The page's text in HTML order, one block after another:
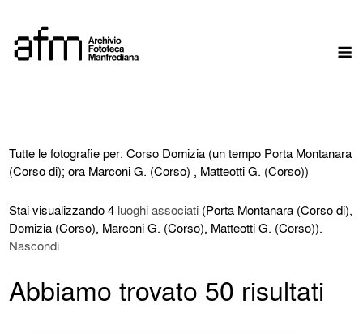
content
Tutte le fotografie per: Corso Domizia (un tempo Porta Montanara
(Corso di); ora Marconi G. (Corso) , Matteotti G. (Corso))
Stai visualizzando 4 luoghi associati (Porta Montanara (Corso di),
Domizia (Corso), Marconi G. (Corso), Matteotti G. (Corso)).
Nascondi
Abbiamo trovato 50 risultati